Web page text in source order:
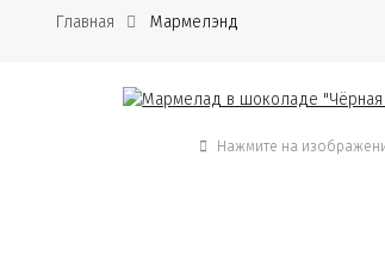
Главная Мармелэнд
Нажмите на